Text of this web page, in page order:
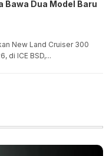
Bawa Dua Model Baru
New Land Cruiser 300
di ICE BSD,...